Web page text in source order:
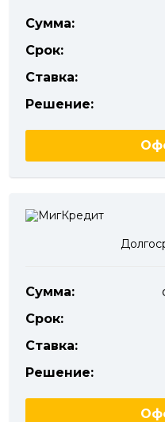
Сумма:
Срок:
Ставка:
Решение:
Сумма:
Срок:
Ставка:
Решение: